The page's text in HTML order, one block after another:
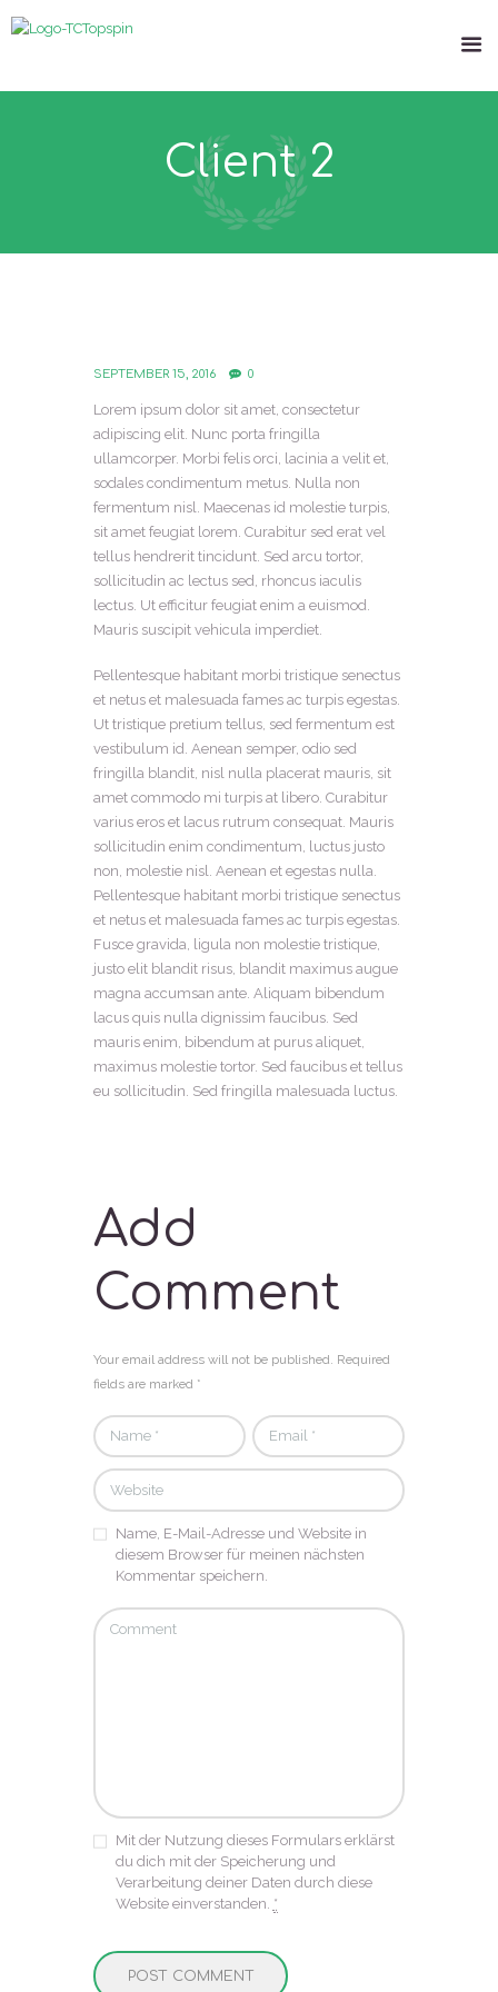
Client 2
SEPTEMBER 15, 2016 0
Lorem ipsum dolor sit amet, consectetur
adipiscing elit. Nunc porta fringilla
ullamcorper. Morbi felis orci, lacinia a velit et,
sodales condimentum metus. Nulla non
fermentum nisl. Maecenas id molestie turpis,
sit amet feugiat lorem. Curabitur sed erat vel
tellus hendrerit tincidunt. Sed arcu tortor,
sollicitudin ac lectus sed, rhoncus iaculis
lectus. Ut efficitur feugiat enim a euismod.
Mauris suscipit vehicula imperdiet.
Pellentesque habitant morbi tristique senectus
et netus et malesuada fames ac turpis egestas.
Ut tristique pretium tellus, sed fermentum est
vestibulum id. Aenean semper, odio sed
fringilla blandit, nisl nulla placerat mauris, sit
amet commodo mi turpis at libero. Curabitur
varius eros et lacus rutrum consequat. Mauris
sollicitudin enim condimentum, luctus justo
non, molestie nisl. Aenean et egestas nulla.
Pellentesque habitant morbi tristique senectus
et netus et malesuada fames ac turpis egestas.
Fusce gravida, ligula non molestie tristique,
justo elit blandit risus, blandit maximus augue
magna accumsan ante. Aliquam bibendum
lacus quis nulla dignissim faucibus. Sed
mauris enim, bibendum at purus aliquet,
maximus molestie tortor. Sed faucibus et tellus
eu sollicitudin. Sed fringilla malesuada luctus.
Add
Comment
Your email address will not be published. Required
fields are marked *
Name, E-Mail-Adresse und Website in
diesem Browser für meinen nächsten
Kommentar speichern.
Mit der Nutzung dieses Formulars erklärst
du dich mit der Speicherung und
Verarbeitung deiner Daten durch diese
Website einverstanden. *